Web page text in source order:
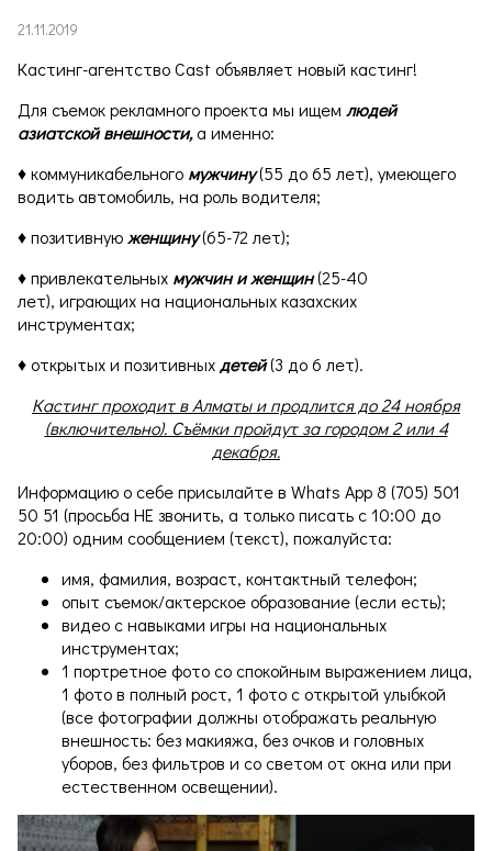
21.11.2019
Кастинг-агентство Cast объявляет новый кастинг!
Для съемок рекламного проекта мы ищем людей
азиатской внешности,а именно:
♦ коммуникабельного мужчину(55 до 65 лет), умеющего
водить автомобиль, на роль водителя;
♦ позитивнуюженщину(65-72 лет);
♦ привлекательных мужчин и женщин(25-40
лет), играющих на национальных казахских
инструментах;
♦ открытых и позитивныхдетей(3 до 6 лет).
Кастинг проходит в Алматы и продлится до 24 ноября
(включительно). Съёмки пройдут за городом 2 или 4
декабря.
Информацию о себе присылайте в Whats App 8 (705) 501
50 51 (просьба НЕ звонить, а только писать с 10:00 до
20:00) одним сообщением (текст), пожалуйста:
имя, фамилия, возраст, контактный телефон;
опыт съемок/актерское образование (если есть);
видео с навыками игры на национальных
инструментах;
1 портретное фото со спокойным выражением лица,
1 фото в полный рост, 1 фото с открытой улыбкой
(все фотографии должны отображать реальную
внешность: без макияжа, без очков и головных
уборов, без фильтров и со светом от окна или при
естественном освещении).